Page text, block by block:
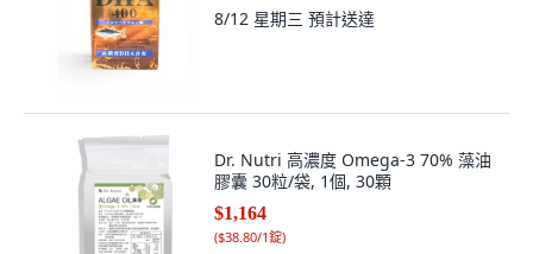
8/12 星期三 預計送達
Dr. Nutri 高濃度 Omega-3 70% 藻油
膠囊 30粒/袋, 1個, 30顆
$1,164
($38.80/1錠)